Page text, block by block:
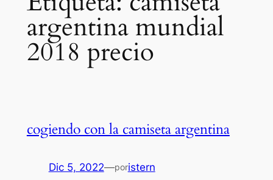
argentina mundial
2018 precio
cogiendo con la camiseta argentina
Dic 5, 2022—poristern